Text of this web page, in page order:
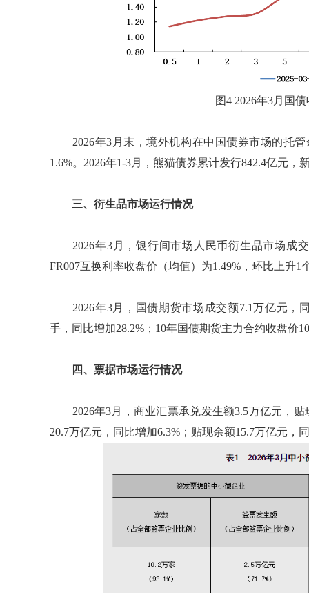
图4 2026年3月国
2026年3月末，境外机构在中国债券市场的托管
1.6%。2026年1-3月，熊猫债券累计发行842.4亿元
三、衍生品市场运行情况
2026年3月，银行间市场人民币衍生品市场成交
FR007互换利率收盘价（均值）为1.49%，环比上升1
2026年3月，国债期货市场成交额7.1万亿元，同
手，同比增加28.2%；10年国债期货主力合约收盘价
四、票据市场运行情况
2026年3月，商业汇票承兑发生额3.5万亿元，贴
20.7万亿元，同比增加6.3%；贴现余额15.7万亿元，